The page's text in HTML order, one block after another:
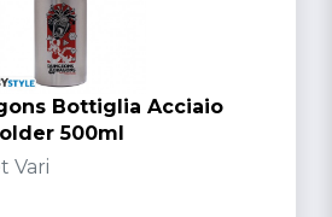
Bottiglia Acciaio
500ml
Vari